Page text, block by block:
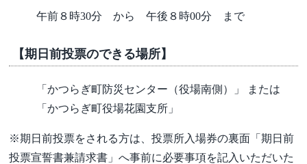
午前８時30分 から 午後８時00分 まで
【期日前投票のできる場所】
「かつらぎ町防災センター（役場南側）」 または
「かつらぎ町役場花園支所」
※期日前投票をされる方は、投票所入場券の裏面「期日前
投票宣誓書兼請求書」へ事前に必要事項を記入いただいた